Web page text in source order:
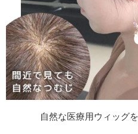
自然な医療用ウィッグ